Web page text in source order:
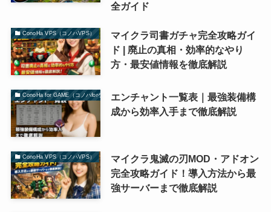
全ガイド
ConoHa VPS（コノハVPS）
マイクラ司書ガチャ完全攻略ガイ
ド | 廃止の真相・効率的なやり
方・最安値情報を徹底解説
ConoHa for GAME（コノハforゲーム）エンチャント一覧表｜最強装備構
成から効率入手まで徹底解説
ConoHa VPS（コノハVPS）
マイクラ鬼滅の刃MOD・アドオン
完全攻略ガイド！導入方法から最
強サーバーまで徹底解説